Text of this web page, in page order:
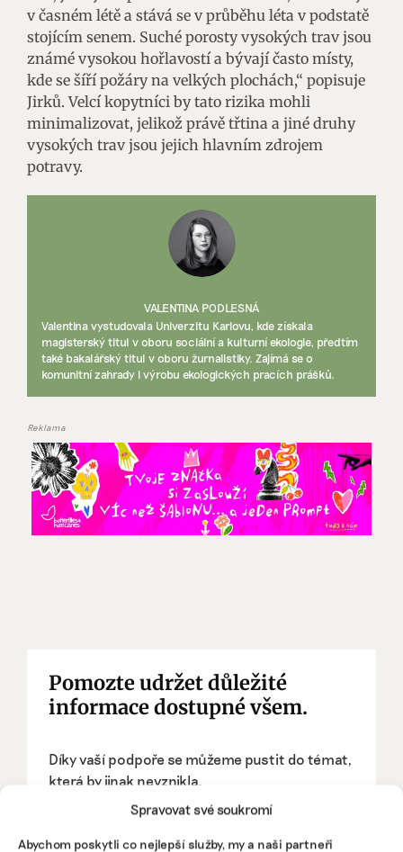
Spravovat své soukromí
Abychom poskytli co nejlepší služby, my a naši partneři
v časném létě a stává se v průběhu léta v podstatě
stojícím senem. Suché porosty vysokých trav jsou
známé vysokou hořlavostí a bývají často místy,
kde se šíří požáry na velkých plochách,“ popisuje
Jirků. Velcí kopytníci by tato rizika mohli
minimalizovat, jelikož právě třtina a jiné druhy
vysokých trav jsou jejich hlavním zdrojem
potravy.
VALENTINA PODLESNÁ
Valentina vystudovala Univerzitu Karlovu, kde získala
magisterský titul v oboru sociální a kulturní ekologie, předtím
také bakalářský titul v oboru žurnalistiky. Zajímá se o
komunitní zahrady i výrobu ekologických pracích prášků.
Reklama
Pomozte udržet důležité
informace dostupné všem.
Díky vaší podpoře se můžeme pustit do témat,
která by jinak nevznikla.
Přispějte na vznik obsahu.